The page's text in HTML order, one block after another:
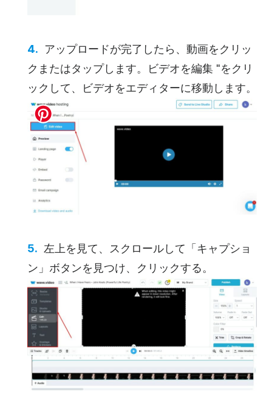
アップロードが完了したら、動画をクリッ
クまたはタップします。ビデオを編集 "をクリ
ックして、ビデオをエディターに移動します。
左上を見て、スクロールして「キャプショ
ン」ボタンを見つけ、クリックする。